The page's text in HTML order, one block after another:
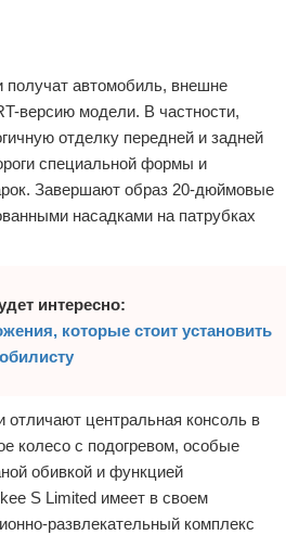
получат автомобиль, внешне
версию модели. В частности,
отделку передней и задней
специальной формы и
Завершают образ 20-дюймовые
насадками на патрубках
интересно:
которые стоит установить
отличают центральная консоль в
колесо с подогревом, особые
обивкой и функцией
S Limited имеет в своем
развлекательный комплекс